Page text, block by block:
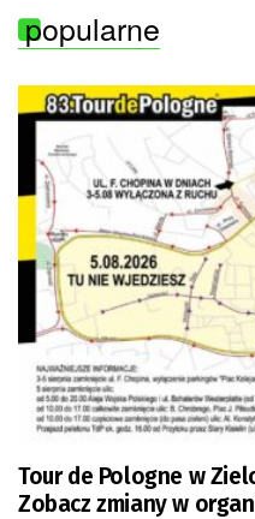
popularne
Tour de Pologne w
Zobacz zmiany w